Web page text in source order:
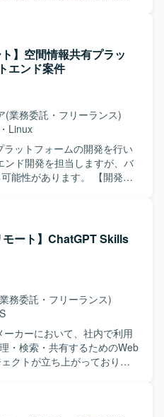
境にて、Python、Azure AI
ナレッジグラフ、AI Agentな
きます。
う高いセキュリティ要件を
速かつ安全にデプロイでき
。SLI/SLOによる信頼性の指
盤づくり、監視・オブザー
、属人化しない運用体制を
ンフ
、DevOpsの推進や運用改善
る方を求めています。開発
向上とデリバリー速度の両
す。 【ポジション
システムの双方に関わりな
での設計・運用経験を通じ
スキルを幅広く身につけて
境のコード管理、Front
Monitor / Application
トのコード化、PITRによる
どの環境で作業していただ
】空間情報共有プラッ
エンド案件
(業務委託・フリーランス)
・ Linux
ラットフォームの開発を行い
ンド開発を担当しますが、バ
あります。 【開発環
ます。 開発言語等は
Django、Django REST
モート】ChatGPT Skills
務委託・フリーランス)
ーカーにおいて、社内で利用
・検索・共有するためのWeb
クトが立ち上がっており、
用いたバックエンドおよび